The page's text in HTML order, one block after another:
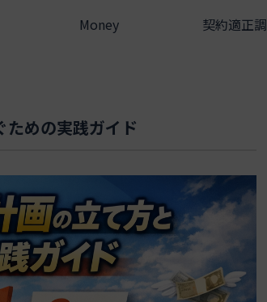
Money 契約適正
ための実践ガイド